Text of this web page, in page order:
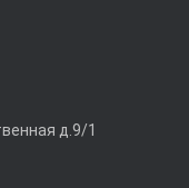
д.9/1